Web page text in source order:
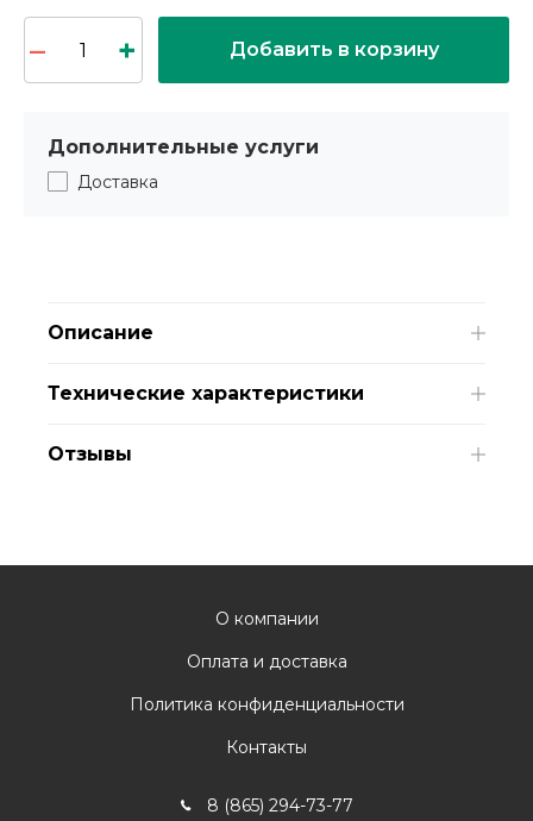
Добавить в корзину
Дополнительные услуги
Доставка
Описание
Технические характеристики
Отзывы
О компании
Оплата и доставка
Политика конфиденциальности
Контакты
8 (865) 294-73-77